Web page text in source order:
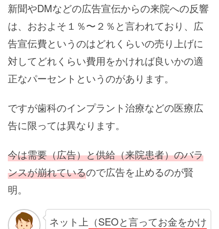
新聞やDMなどの広告宣伝からの来院への反響
は、おおよそ１％〜２％と言われており、広
告宣伝費というのはどれくらいの売り上げに
対してどれくらい費用をかければ良いかの適
正なパーセントというのがあります。
ですが歯科のインプラント治療などの医療広
告に限っては異なります。
今は需要（広告）と供給（来院患者）のバラ
ンスが崩れているので広告を止めるのが賢
明。
ネット上 （SEOと言ってお金をかけ